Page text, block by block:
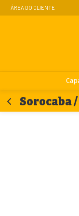
ÁREA DO CLIENTE
Sorocaba